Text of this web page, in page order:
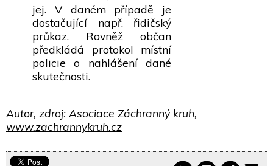
jej. V daném případě je
dostačující např. řidičský
průkaz. Rovněž občan
předkládá protokol místní
policie o nahlášení dané
skutečnosti.
Autor, zdroj: Asociace Záchranný kruh,
www.zachrannykruh.cz